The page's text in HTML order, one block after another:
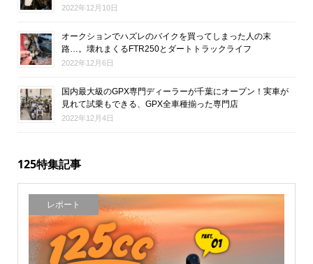
2022年12月10日
オークションでハズレのバイクを買ってしまった人の末
路…。壊れまくるFTR250とダートトラックライフ
2022年12月6日
国内最大級のGPX専門ディーラーが千葉にオープン！実車が
見れて試乗もできる、GPX全車種揃った専門店
2022年12月4日
125特集記事
レポート